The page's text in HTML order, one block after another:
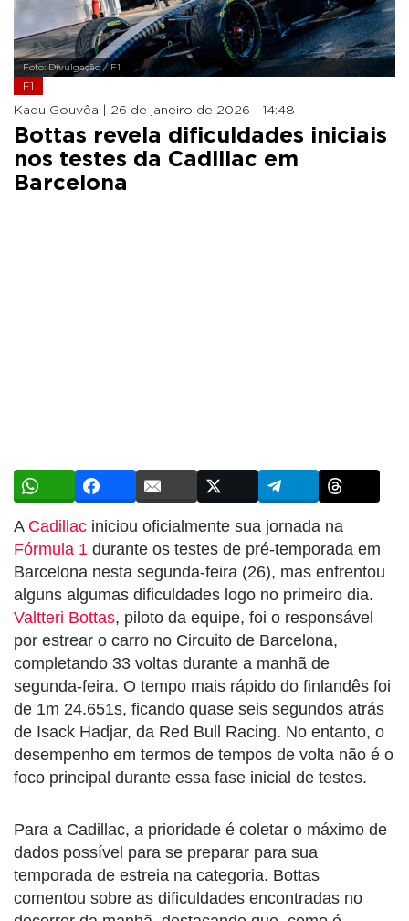
Foto: Divulgação / F1
F1
Kadu Gouvêa | 26 de janeiro de 2026 - 14:48
Bottas revela dificuldades iniciais
nos testes da Cadillac em
Barcelona
A Cadillac iniciou oficialmente sua jornada na
Fórmula 1 durante os testes de pré-temporada em
Barcelona nesta segunda-feira (26), mas enfrentou
alguns algumas dificuldades logo no primeiro dia.
Valtteri Bottas, piloto da equipe, foi o responsável
por estrear o carro no Circuito de Barcelona,
completando 33 voltas durante a manhã de
segunda-feira. O tempo mais rápido do finlandês foi
de 1m 24.651s, ficando quase seis segundos atrás
de Isack Hadjar, da Red Bull Racing. No entanto, o
desempenho em termos de tempos de volta não é o
foco principal durante essa fase inicial de testes.
Para a Cadillac, a prioridade é coletar o máximo de
dados possível para se preparar para sua
temporada de estreia na categoria. Bottas
comentou sobre as dificuldades encontradas no